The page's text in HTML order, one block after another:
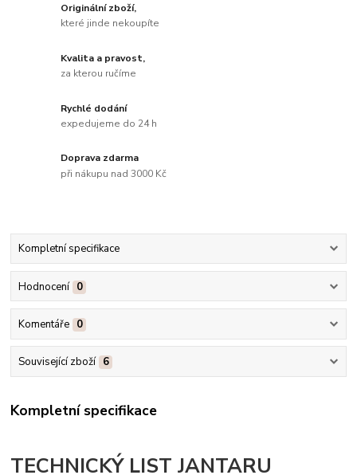
Originální zboží,
které jinde nekoupíte
Kvalita a pravost,
za kterou ručíme
Rychlé dodání
expedujeme do 24 h
Doprava zdarma
při nákupu nad 3000 Kč
Kompletní specifikace
Hodnocení 0
Komentáře 0
Související zboží 6
Kompletní specifikace
TECHNICKÝ LIST JANTARU